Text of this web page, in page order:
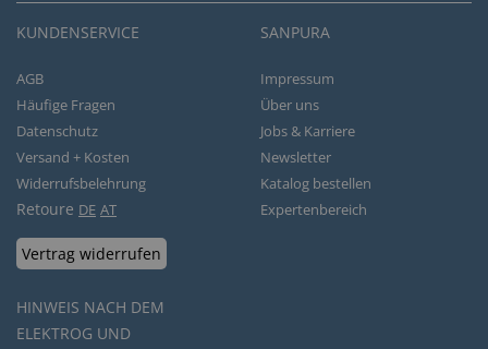
KUNDENSERVICE
AGB
Häufige Fragen
Datenschutz
Versand + Kosten
Widerrufsbelehrung
Retoure DE AT
Vertrag widerrufen
HINWEIS NACH DEM
ELEKTROG UND
SANPURA
Impressum
Über uns
Jobs & Karriere
Newsletter
Katalog bestellen
Expertenbereich